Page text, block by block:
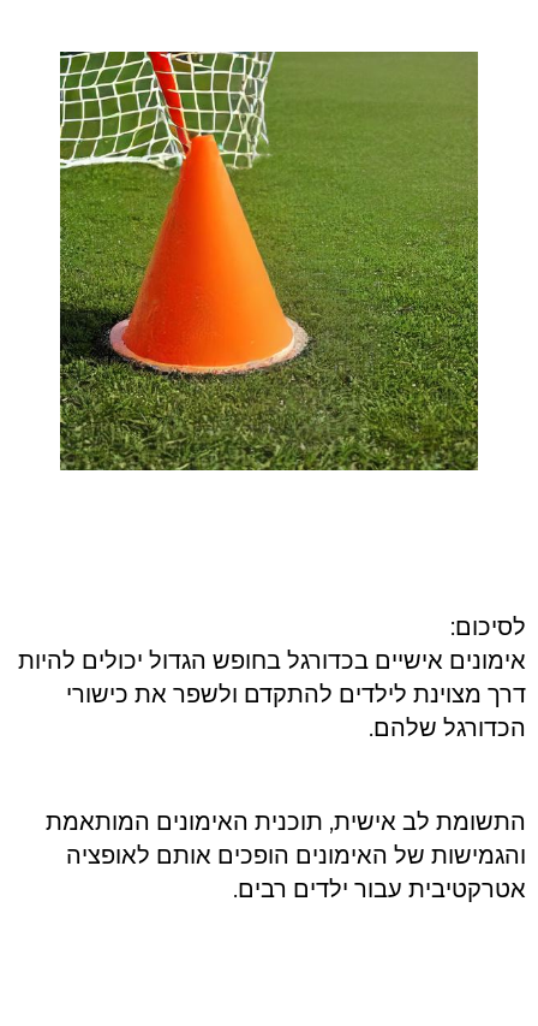
לסיכום:
אימונים אישיים בכדורגל בחופש הגדול יכולים להיות
דרך מצוינת לילדים להתקדם ולשפר את כישורי
הכדורגל שלהם.
התשומת לב אישית, תוכנית האימונים המותאמת
והגמישות של האימונים הופכים אותם לאופציה
אטרקטיבית עבור ילדים רבים.